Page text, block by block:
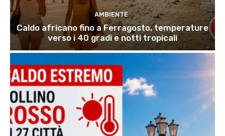
AMBIENTE
Caldo africano fino a Ferragosto, temperature
verso i 40 gradi e notti tropicali